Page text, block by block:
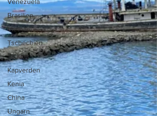
Brasilien
Vietnam
Tschechien
St. Kitts
Kapverden
Kenia
China
Ungarn